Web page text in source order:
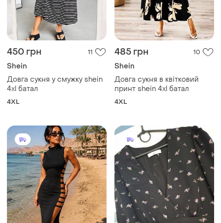
450 грн 11
Shein
Довга сукня у смужку shein
4xl батал
4XL
485 грн 10
Shein
Довга сукня в квітковий
принт shein 4xl батал
4XL